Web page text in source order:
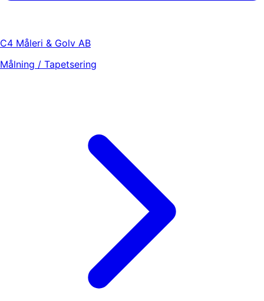
C4 Måleri & Golv AB
Målning / Tapetsering